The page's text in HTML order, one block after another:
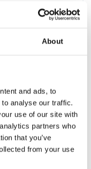
About
and ads, to
analyse our traffic.
use of our site with
partners who
that you’ve
from your use